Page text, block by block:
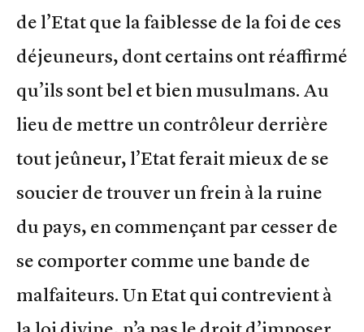
de l’Etat que la faiblesse de la foi de ces
déjeuneurs, dont certains ont réaffirmé
qu’ils sont bel et bien musulmans. Au
lieu de mettre un contrôleur derrière
tout jeûneur, l’Etat ferait mieux de se
soucier de trouver un frein à la ruine
du pays, en commençant par cesser de
se comporter comme une bande de
malfaiteurs. Un Etat qui contrevient à